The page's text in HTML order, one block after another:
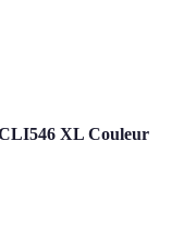
XL Couleur